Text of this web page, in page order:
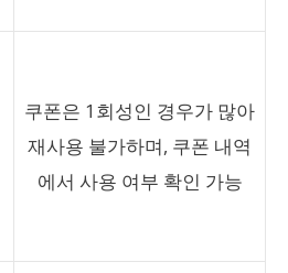
쿠폰은 1회성인 경우가 많아
재사용 불가하며, 쿠폰 내역
에서 사용 여부 확인 가능